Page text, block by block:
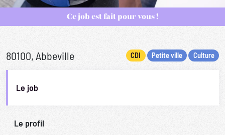
Ce job est fait pour vous !
80100, Abbeville CDI Petite ville Culture
Le job
Le profil